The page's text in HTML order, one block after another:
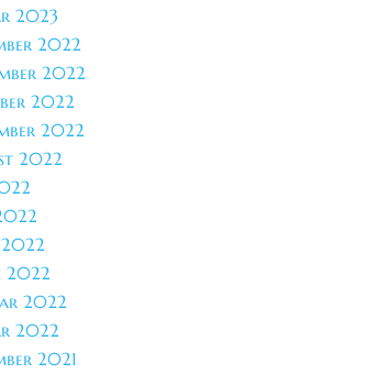
2023
2022
2022
2022
2022
2022
2022
2022
2022
2021